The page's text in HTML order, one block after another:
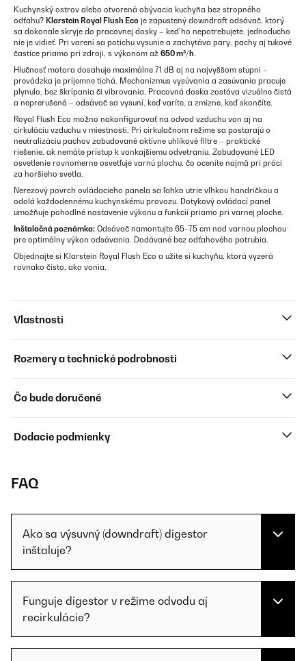
Kuchynský ostrov alebo otvorená obývacia kuchyňa bez stropného
odťahu? Klarstein Royal Flush Eco je zapustený downdraft odsávač, ktorý
sa dokonale skryje do pracovnej dosky – keď ho nepotrebujete, jednoducho
nie je vidieť. Pri varení sa potichu vysunie a zachytáva pary, pachy aj tukové
častice priamo pri zdroji, s výkonom až 650 m³/h.
Hlučnosť motora dosahuje maximálne 71 dB aj na najvyššom stupni –
prevádzka je príjemne tichá. Mechanizmus vysúvania a zasúvania pracuje
plynulo, bez škrípania či vibrovania. Pracovná doska zostáva vizuálne čistá
a neprerušená – odsávač sa vysuní, keď varíte, a zmizne, keď skončíte.
Royal Flush Eco možno nakonfigurovať na odvod vzduchu von aj na
cirkuláciu vzduchu v miestnosti. Pri cirkulačnom režime sa postarajú o
neutralizáciu pachov zabudované aktívne uhlíkové filtre – praktické
riešenie, ak nemáte prístup k vonkajšiemu odvetraniu. Zabudované LED
osvetlenie rovnomerne osvetľuje varnú plochu, čo oceníte najmä pri práci
za horšieho svetla.
Nerezový povrch ovládacieho panela sa ľahko utrie vlhkou handričkou a
odolá každodennému kuchynskému provozu. Dotykový ovládací panel
umožňuje pohodlné nastavenie výkonu a funkcií priamo pri varnej ploche.
Inštalačná poznámka: Odsávač namontujte 65–75 cm nad varnou plochou
pre optimálny výkon odsávania. Dodávané bez odťahového potrubia.
Objednajte si Klarstein Royal Flush Eco a užite si kuchyňu, ktorá vyzerá
rovnako čisto, ako vonia.
Vlastnosti
Rozmery a technické podrobnosti
Čo bude doručené
Dodacie podmienky
FAQ
Ako sa výsuvný (downdraft) digestor
inštaluje?
Funguje digestor v režime odvodu aj
recirkulácie?